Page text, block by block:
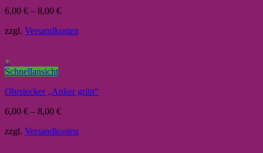
6,00 € – 8,00 €
zzgl. Versandkosten
+
Schnellansicht
Ohrstecker „Anker grün“
6,00 € – 8,00 €
zzgl. Versandkosten